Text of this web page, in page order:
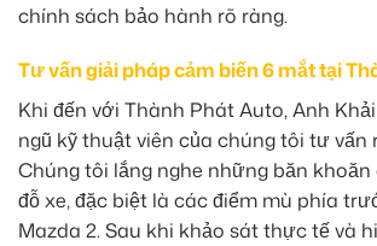
chính sách bảo hành rõ ràng.
Tư vấn giải pháp cảm biến 6 mắt tại
Khi đến với Thành Phát Auto, Anh
ngũ kỹ thuật viên của chúng tôi tư vấn
Chúng tôi lắng nghe những băn khoăn
đỗ xe, đặc biệt là các điểm mù phía
Mazda 2. Sau khi khảo sát thực tế và